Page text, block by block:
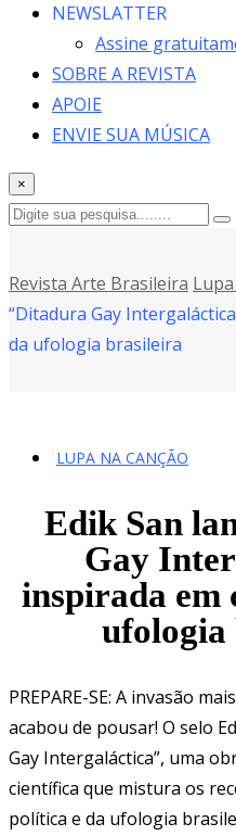
NEWSLATTER
Assine
SOBRE A REVISTA
APOIE
ENVIE SUA MÚSICA
×
Revista Arte Brasileira
“Ditadura Gay
da ufologia brasileira
LUPA NA CANÇÃO
Edik San
Gay
inspirada em
PREPARE-SE: A invasão
acabou de pousar! O selo
Gay Intergaláctica”, uma
científica que mistura os
política e da ufologia